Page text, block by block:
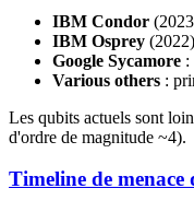
IBM Condor
IBM Osprey
Google Sycamore :
Various others :
Les qubits actuels sont
d'ordre de magnitude ~4).
Timeline de menace